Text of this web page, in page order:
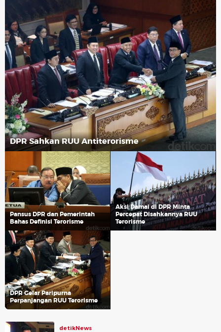
DPR Sahkan RUU Antiterorisme
Pansus DPR dan Pemerintah
Bahas Definisi Terorisme
Aksi Damai di DPR Minta
Percepat Disahkannya RUU
Terorisme
DPR Gelar Paripurna
Perpanjangan RUU Terorisme
detikNews